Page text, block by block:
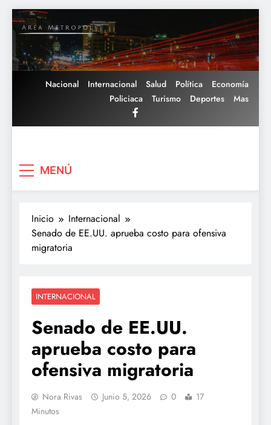
Saltar
al
contenido
Nacional Internacional Salud Política
Economía
Policiaca
Turismo Deportes Mas
MENÚ
Inicio
Internacional
Senado de EE.UU. aprueba costo para ofensiva
migratoria
INTERNACIONAL
Senado de EE.UU.
aprueba costo para
ofensiva migratoria
Nora Rivas Junio 5, 2026 0
17
Minutos